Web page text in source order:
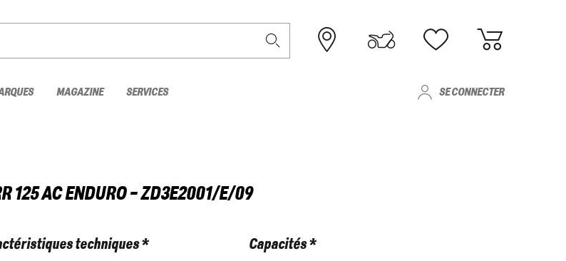
MAGAZINE SERVICES SE CONNECTER
125 AC ENDURO - ZD3E2001/E/09
techniques * Capacités *